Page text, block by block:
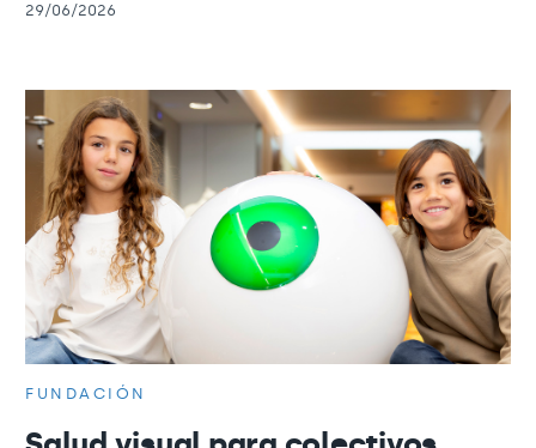
29/06/2026
FUNDACIÓN